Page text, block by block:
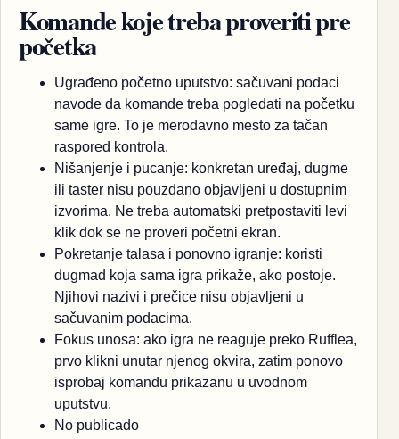
Komande koje treba proveriti pre
početka
Ugrađeno početno uputstvo: sačuvani podaci
navode da komande treba pogledati na početku
same igre. To je merodavno mesto za tačan
raspored kontrola.
Nišanjenje i pucanje: konkretan uređaj, dugme
ili taster nisu pouzdano objavljeni u dostupnim
izvorima. Ne treba automatski pretpostaviti levi
klik dok se ne proveri početni ekran.
Pokretanje talasa i ponovno igranje: koristi
dugmad koja sama igra prikaže, ako postoje.
Njihovi nazivi i prečice nisu objavljeni u
sačuvanim podacima.
Fokus unosa: ako igra ne reaguje preko Rufflea,
prvo klikni unutar njenog okvira, zatim ponovo
isprobaj komandu prikazanu u uvodnom
uputstvu.
No publicado